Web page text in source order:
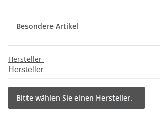
Besondere Artikel
Hersteller
Hersteller
Bitte wählen Sie einen Hersteller.